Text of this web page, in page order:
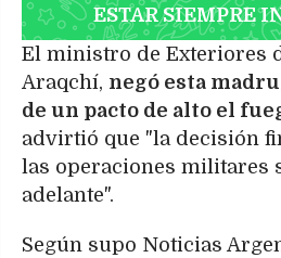
ESTAR SIEMPRE
El ministro de Exteriores
Araqchí, negó esta
de un pacto de alto el
advirtió que "la decisión
las operaciones militares
adelante".
Según supo Noticias